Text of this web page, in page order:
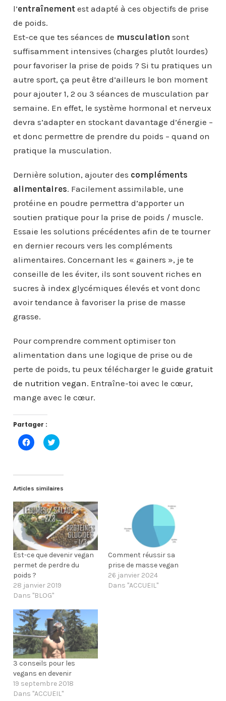
l’entraînementest adapté à ces objectifs de prise
de poids.
Est-ce que tes séances de musculation sont
suffisamment intensives (charges plutôt lourdes)
pour favoriser la prise de poids ? Si tu pratiques un
autre sport, ça peut être d’ailleurs le bon moment
pour ajouter 1, 2 ou 3 séances de musculation par
semaine. En effet, le système hormonal et nerveux
devra s’adapter en stockant davantage d’énergie –
et donc permettre de prendre du poids – quand on
pratique la musculation.
Dernière solution, ajouter des compléments
alimentaires. Facilement assimilable, une
protéine en poudre permettra d’apporter un
soutien pratique pour la prise de poids / muscle.
Essaie les solutions précédentes afin de te tourner
en dernier recours vers les compléments
alimentaires. Concernant les « gainers », je te
conseille de les éviter, ils sont souvent riches en
sucres à index glycémiques élevés et vont donc
avoir tendance à favoriser la prise de masse
grasse.
Pour comprendre comment optimiser ton
alimentation dans une logique de prise ou de
perte de poids, tu peux télécharger le guide gratuit
de nutrition vegan. Entraîne-toi avec le cœur,
mange avec le cœur.
Partager :
C
l
e
p
o
u
r
p
a
r
t
a
g
e
r
s
u
r
F
a
b
o
o
k
(
o
u
v
r
e
d
a
n
C
l
e
p
o
u
r
p
a
r
t
a
g
e
r
s
T
t
e
r
(
o
u
v
r
e
d
a
n
s
u
Articles similaires
Est-ce que devenir vegan
permet de perdre du
poids ?
28 janvier 2019
Dans "BLOG"
Comment réussir sa
prise de masse vegan
26 janvier 2024
Dans "ACCUEIL"
3 conseils pour les
vegans en devenir
19 septembre 2018
Dans "ACCUEIL"